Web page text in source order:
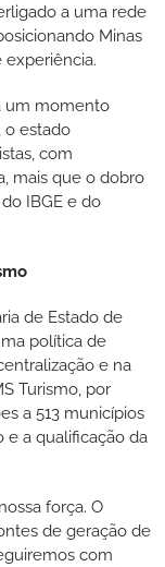
a uma rede
Minas
experiência.
um momento
o estado
com
mais que o dobro
IBGE e do
de Estado de
política de
e na
Turismo, por
a 513 municípios
e a qualificação da
força. O
de geração de
com